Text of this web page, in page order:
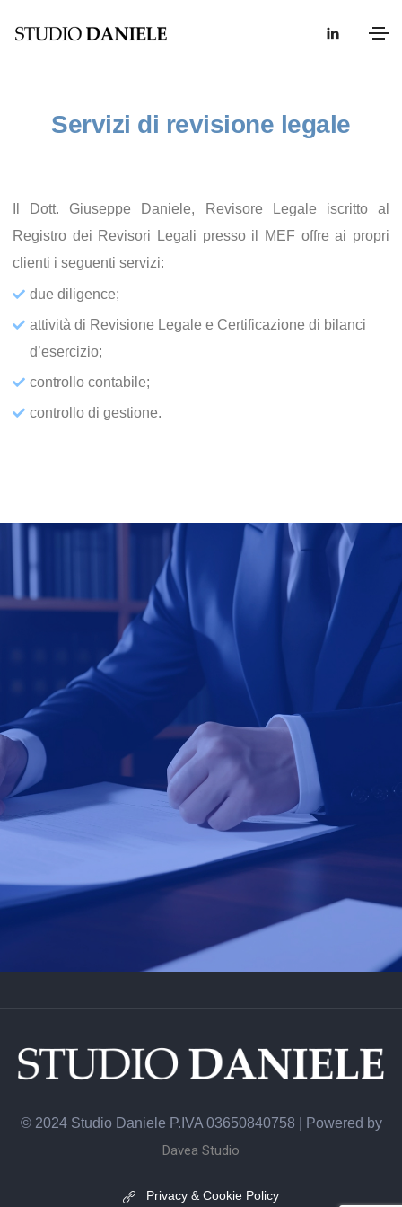
Servizi di revisione legale
Il Dott. Giuseppe Daniele, Revisore Legale iscritto al
Registro dei Revisori Legali presso il MEF offre ai propri
clienti i seguenti servizi:
due diligence;
attività di Revisione Legale e Certificazione di bilanci
d’esercizio;
controllo contabile;
controllo di gestione.
© 2024 Studio Daniele P.IVA 03650840758 | Powered by
Davea Studio
Privacy & Cookie Policy